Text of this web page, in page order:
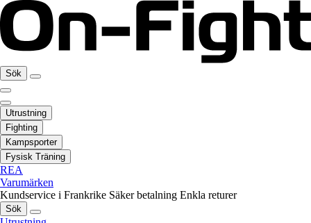
Sök
Utrustning
Fighting
Kampsporter
Fysisk Träning
REA
Varumärken
Kundservice i Frankrike Säker betalning Enkla returer
Sök